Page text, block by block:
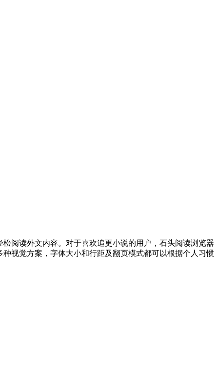
阅读外文内容。对于喜欢追更小说的用户，石头阅读浏览器
视觉方案，字体大小和行距及翻页模式都可以根据个人习惯